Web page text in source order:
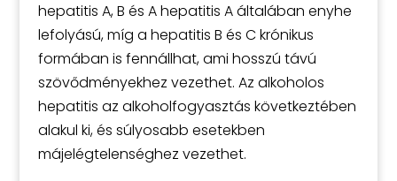
hepatitis A, B és A hepatitis A általában enyhe
lefolyású, míg a hepatitis B és C krónikus
formában is fennállhat, ami hosszú távú
szövődményekhez vezethet. Az alkoholos
hepatitis az alkoholfogyasztás következtében
alakul ki, és súlyosabb esetekben
májelégtelenséghez vezethet.